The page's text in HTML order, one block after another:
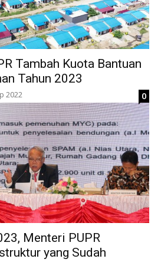
Tambah Kuota Bantuan
Tahun 2023
2022 0
Menteri PUPR
yang Sudah